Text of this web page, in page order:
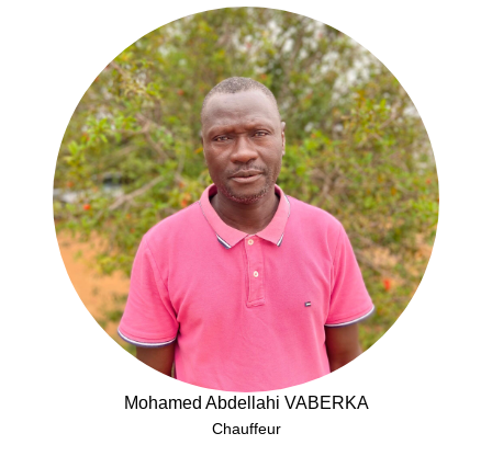
Mohamed Abdellahi VABERKA
Chauffeur